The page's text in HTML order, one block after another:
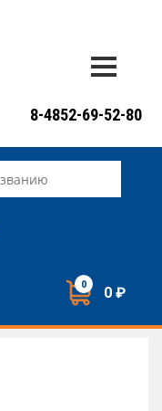
8-4852-69-52-80
0 0 ₽